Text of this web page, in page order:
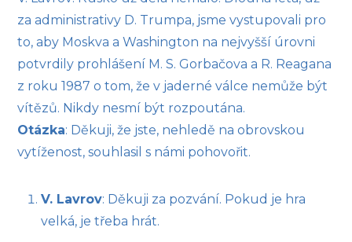
za administrativy D. Trumpa, jsme vystupovali pro
to, aby Moskva a Washington na nejvyšší úrovni
potvrdily prohlášení M. S. Gorbačova a R. Reagana
z roku 1987 o tom, že v jaderné válce nemůže být
vítězů. Nikdy nesmí být rozpoutána.
Otázka: Děkuji, že jste, nehledě na obrovskou
vytíženost, souhlasil s námi pohovořit.
V. Lavrov: Děkuji za pozvání. Pokud je hra
velká, je třeba hrát.